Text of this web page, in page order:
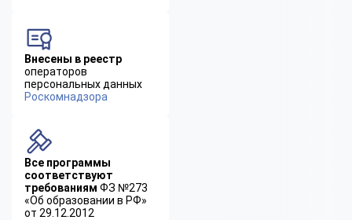
Внесены в реестр
операторов
персональных данных
Роскомнадзора
Все программы
соответствуют
требованиям ФЗ №273
«Об образовании в РФ»
от 29.12.2012